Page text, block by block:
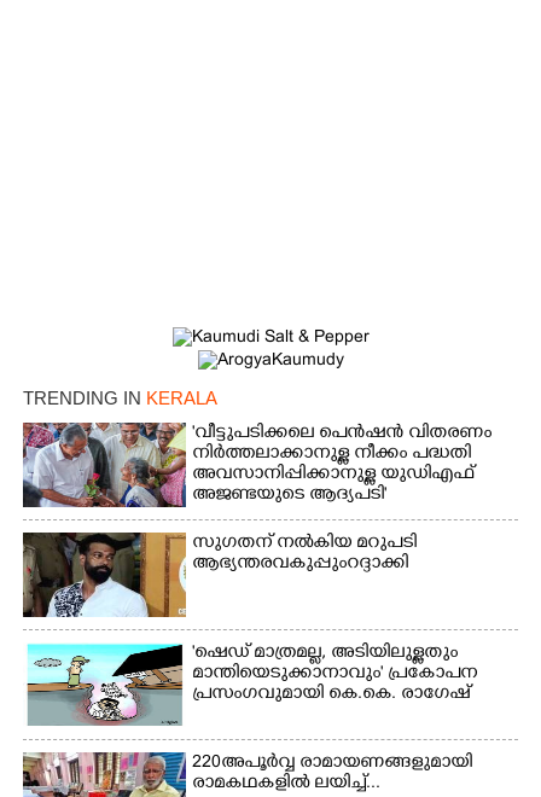
TRENDING IN KERALA
'വീട്ടുപടിക്കലെ പെൻഷൻ വിതരണം
നിർത്തലാക്കാനുള്ള നീക്കം പദ്ധതി
അവസാനിപ്പിക്കാനുള്ള യുഡിഎഫ്
അജണ്ടയുടെ ആദ്യപടി'
സുഗതന് നൽകിയ മറുപടി
ആഭ്യന്തരവകുപ്പും റദ്ദാക്കി
'ഷെഡ് മാത്രമല്ല, അടിയിലുള്ളതും
മാന്തിയെടുക്കാനാവും' പ്രകോപന
പ്രസംഗവുമായി കെ.കെ. രാഗേഷ്
220 അപൂർവ്വ രാമായണങ്ങളുമായി
രാമകഥകളിൽ ലയിച്ച്...
Copy Link